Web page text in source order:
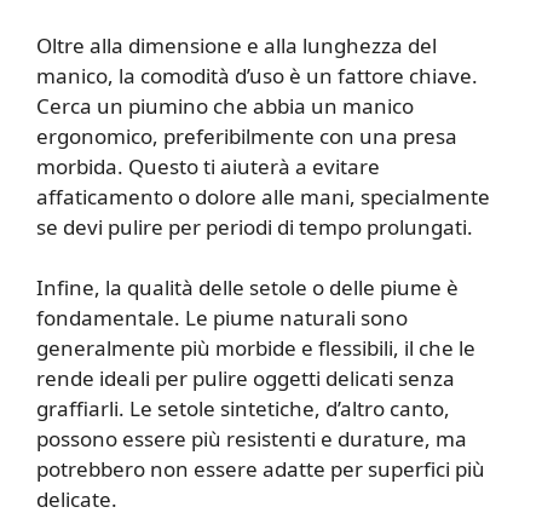
Oltre alla dimensione e alla lunghezza del
manico, la comodità d’uso è un fattore chiave.
Cerca un piumino che abbia un manico
ergonomico, preferibilmente con una presa
morbida. Questo ti aiuterà a evitare
affaticamento o dolore alle mani, specialmente
se devi pulire per periodi di tempo prolungati.
Infine, la qualità delle setole o delle piume è
fondamentale. Le piume naturali sono
generalmente più morbide e flessibili, il che le
rende ideali per pulire oggetti delicati senza
graffiarli. Le setole sintetiche, d’altro canto,
possono essere più resistenti e durature, ma
potrebbero non essere adatte per superfici più
delicate.